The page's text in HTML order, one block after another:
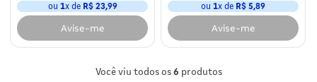
ou 1x de R$ 23,99
Avise-me
ou 1x de R$ 5,89
Avise-me
Você viu todos os6 produtos